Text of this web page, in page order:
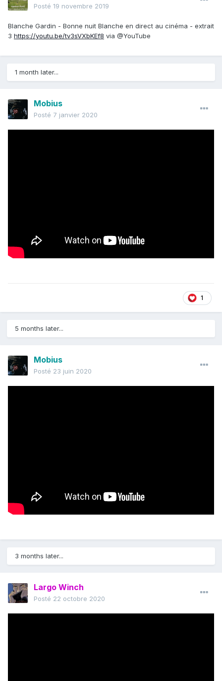
Posté 19 novembre 2019
Blanche Gardin - Bonne nuit Blanche en direct au cinéma - extrait
3 https://youtu.be/tv3sVXbKEf8 via @YouTube
1 month later...
Mobius
Posté 7 janvier 2020
1
5 months later...
Mobius
Posté 23 juin 2020
3 months later...
Largo Winch
Posté 22 octobre 2020